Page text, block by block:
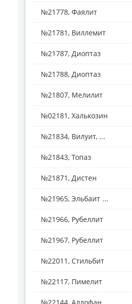
№21778, Фаялит
№21781, Виллемит
№21787, Диоптаз
№21788, Диоптаз
№21807, Мелилит
№02181, Халькозин
№21834, Вилуит, ...
№21843, Топаз
№21871, Дистен
№21965, Эльбаит ...
№21966, Рубеллит
№21967, Рубеллит
№22011, Стильбит
№22117, Пимелит